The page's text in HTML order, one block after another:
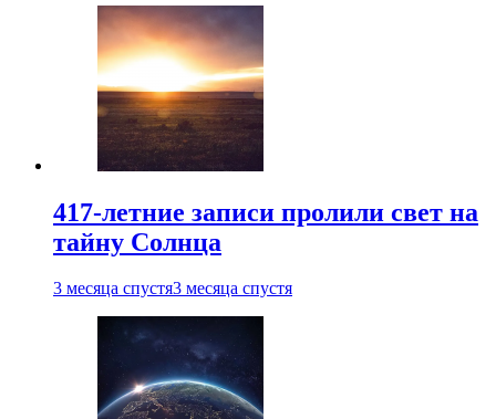
417-летние записи пролили свет на
тайну Солнца
3 месяца спустя3 месяца спустя